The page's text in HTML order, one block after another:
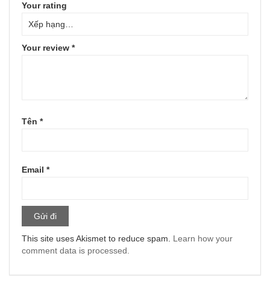
Your rating
Your review *
Tên *
Email *
This site uses Akismet to reduce spam. Learn how your
comment data is processed.